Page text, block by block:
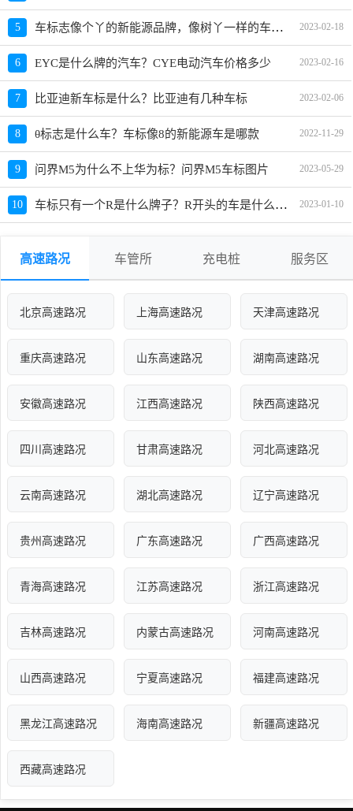
5 车标志像个丫的新能源品牌，像树丫一样的车标什么车 2023-02-18
6 EYC是什么牌的汽车？CYE电动汽车价格多少 2023-02-16
7 比亚迪新车标是什么？比亚迪有几种车标 2023-02-06
8 θ标志是什么车？车标像8的新能源车是哪款 2022-11-29
9 问界M5为什么不上华为标？问界M5车标图片 2023-05-29
10 车标只有一个R是什么牌子？R开头的车是什么牌子 2023-01-10
高速路况 车管所 充电桩 服务区
北京高速路况 上海高速路况 天津高速路况
重庆高速路况 山东高速路况 湖南高速路况
安徽高速路况 江西高速路况 陕西高速路况
四川高速路况 甘肃高速路况 河北高速路况
云南高速路况 湖北高速路况 辽宁高速路况
贵州高速路况 广东高速路况 广西高速路况
青海高速路况 江苏高速路况 浙江高速路况
吉林高速路况 内蒙古高速路况 河南高速路况
山西高速路况 宁夏高速路况 福建高速路况
黑龙江高速路况 海南高速路况 新疆高速路况
西藏高速路况